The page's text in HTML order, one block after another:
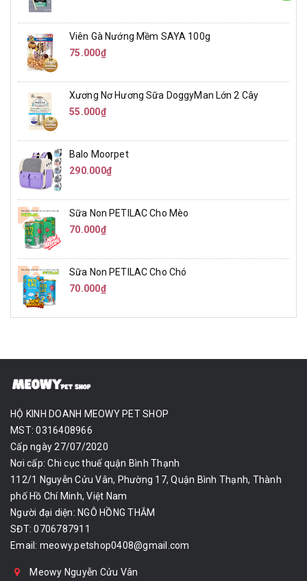
Viên Gà Nướng Mềm SAYA 100g
75.000₫
Xương Nơ Hương Sữa DoggyMan Lớn 2 Cây
55.000₫
Balo Moorpet
290.000₫
Sữa Non PETILAC Cho Mèo
70.000₫
Sữa Non PETILAC Cho Chó
70.000₫
HỘ KINH DOANH MEOWY PET SHOP
MST: 0316408966
Cấp ngày 27/07/2020
Nơi cấp: Chi cục thuế quận Bình Thạnh
112/1 Nguyễn Cửu Vân, Phường 17, Quận Bình Thạnh, Thành
phố Hồ Chí Minh, Việt Nam
Người đại diện: NGÔ HỒNG THẮM
SĐT: 0706787911
Email: meowy.petshop0408@gmail.com
Meowy Nguyễn Cửu Vân